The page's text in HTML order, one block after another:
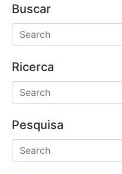
Buscar
Ricerca
Pesquisa